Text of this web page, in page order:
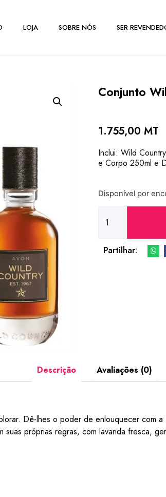
LOJA SOBRE NÓS SER
Conjunto
1.755,00 MT
Inclui: Wild
e Corpo 250ml e
Disponível por
Partilhar:
Descrição Avaliações (0)
Dê-lhes o poder de enlouquecer com
próprias regras, com lavanda fresca,